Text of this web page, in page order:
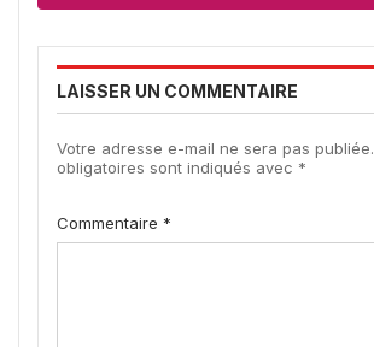
LAISSER UN COMMENTAIRE
Votre adresse e-mail ne sera pas publiée.
obligatoires sont indiqués avec *
Commentaire *